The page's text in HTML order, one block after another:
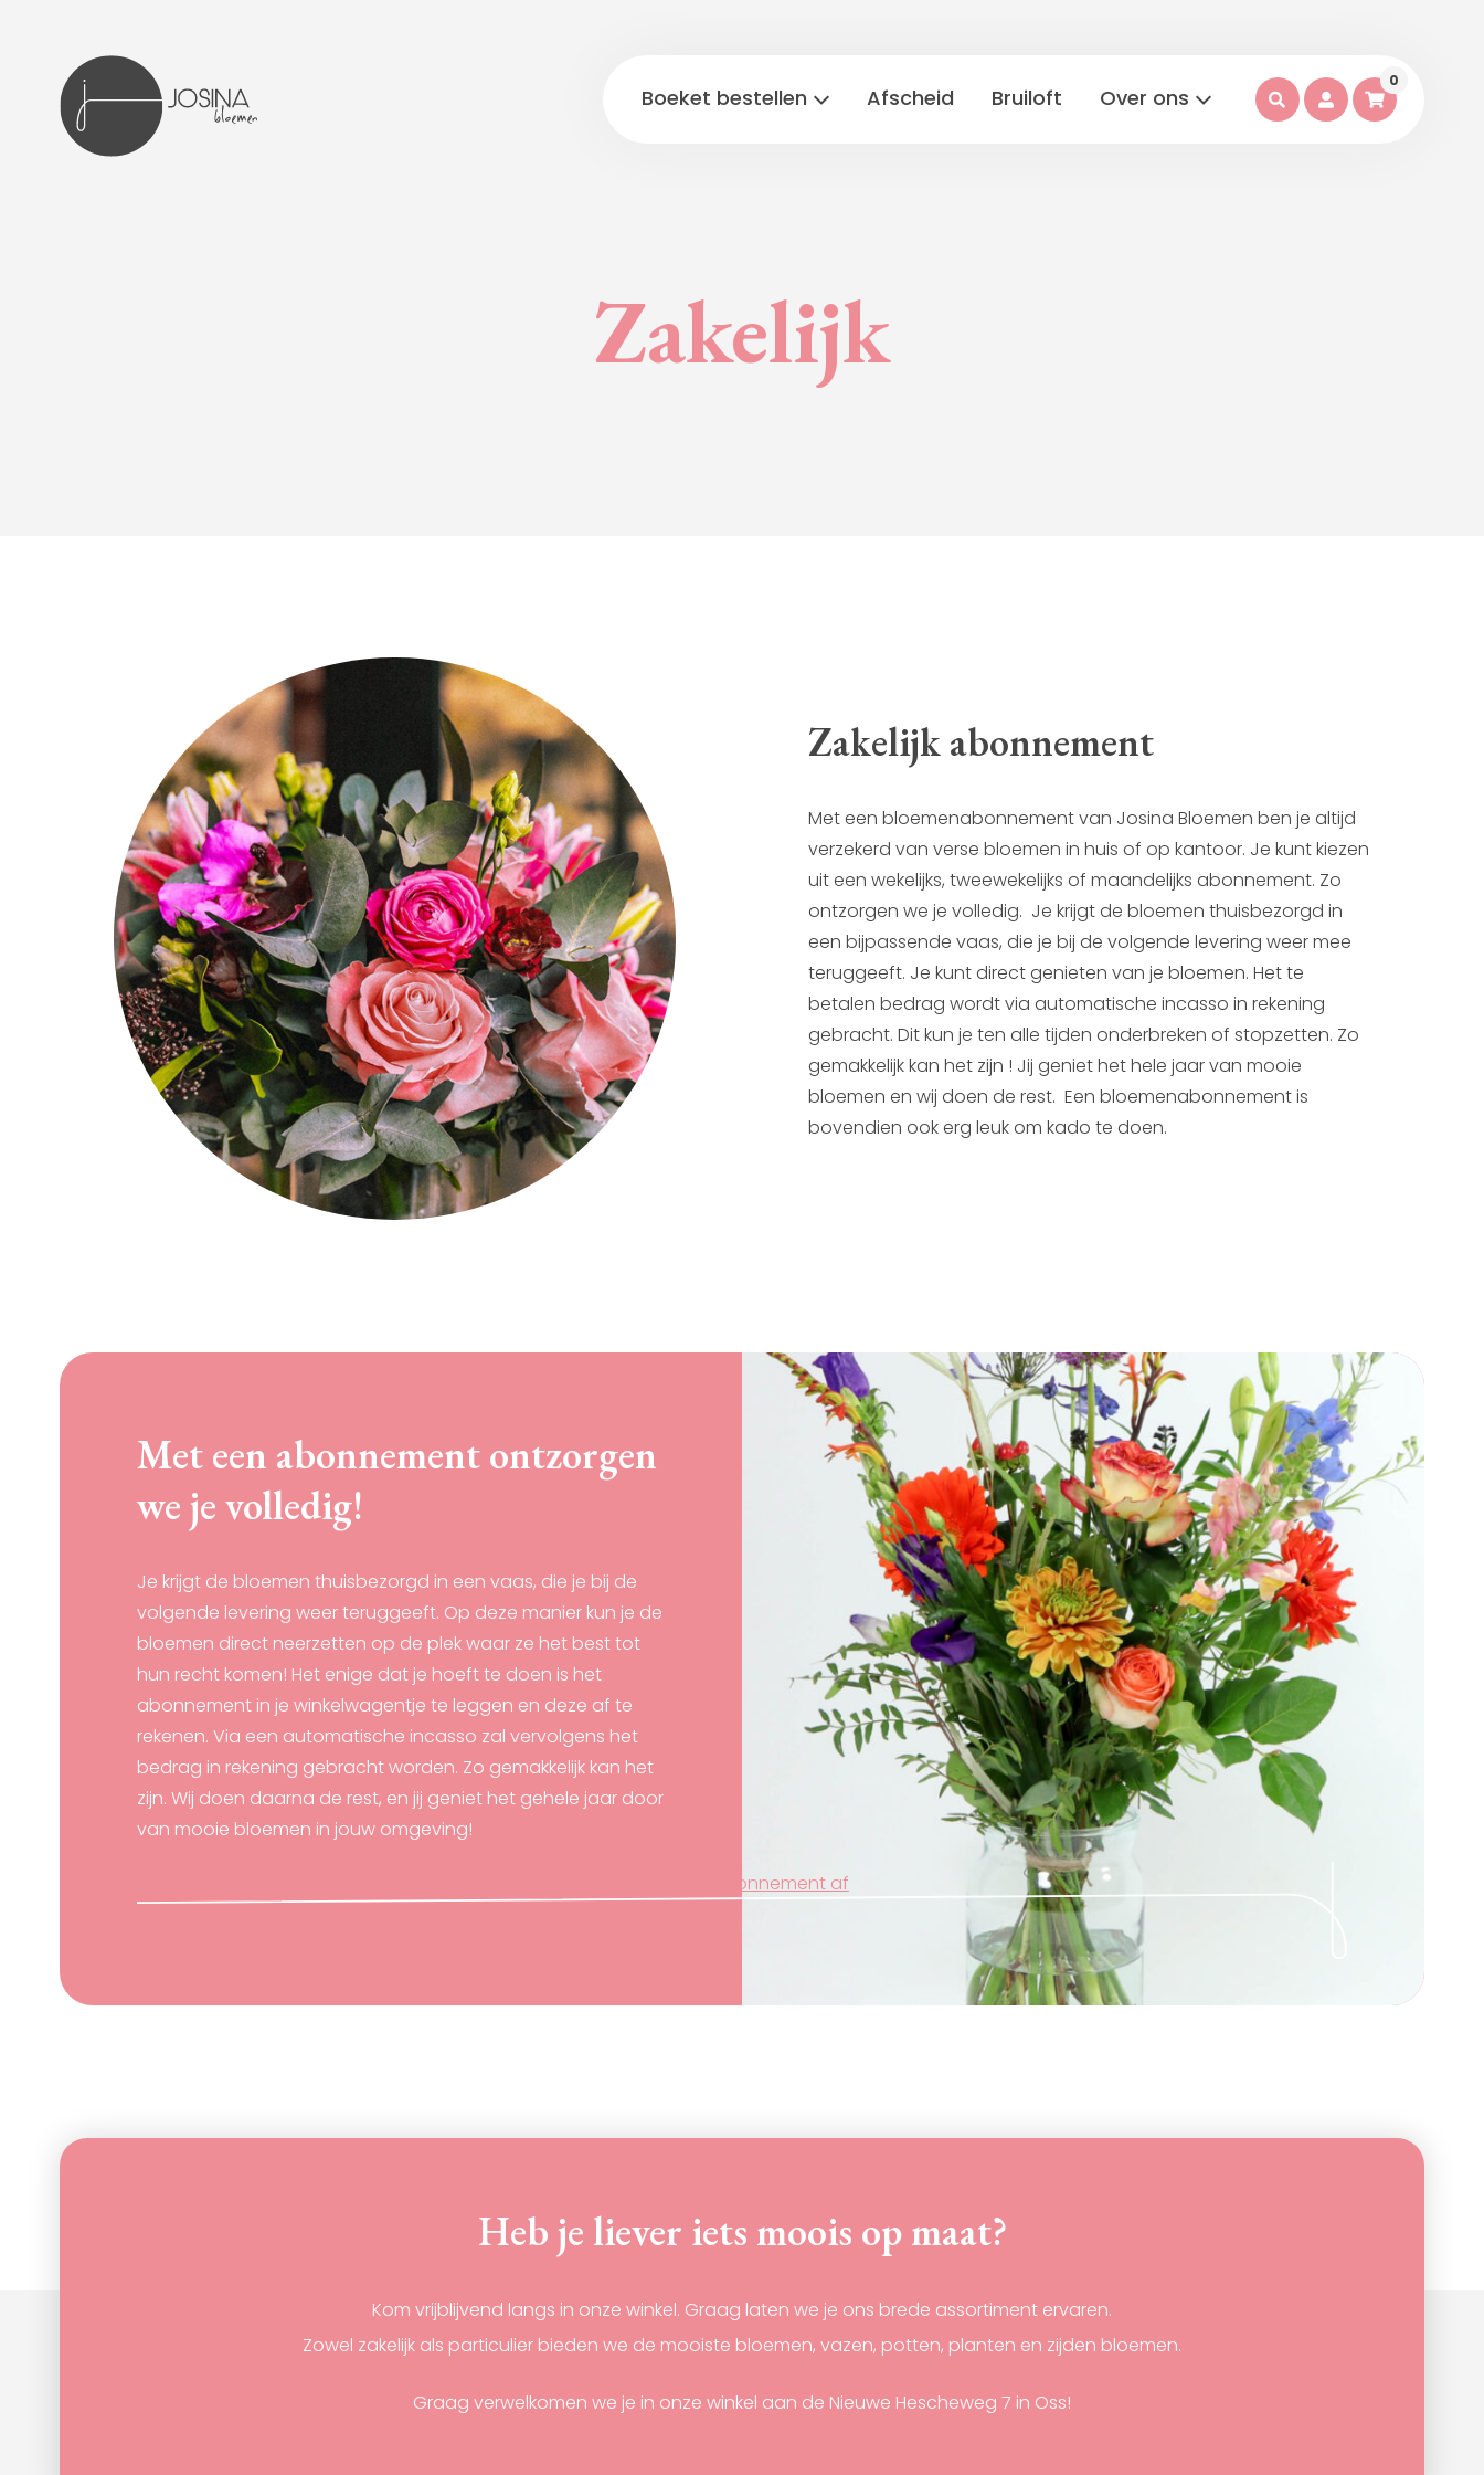
Boeket bestellen Afscheid Bruiloft Over ons
0
Zakelijk
Zakelijk abonnement
Met een bloemenabonnement van Josina Bloemen ben je altijd
verzekerd van verse bloemen in huis of op kantoor. Je kunt kiezen
uit een wekelijks, tweewekelijks of maandelijks abonnement. Zo
ontzorgen we je volledig. Je krijgt de bloemen thuisbezorgd in
een bijpassende vaas, die je bij de volgende levering weer mee
teruggeeft. Je kunt direct genieten van je bloemen. Het te
betalen bedrag wordt via automatische incasso in rekening
gebracht. Dit kun je ten alle tijden onderbreken of stopzetten. Zo
gemakkelijk kan het zijn ! Jij geniet het hele jaar van mooie
bloemen en wij doen de rest. Een bloemenabonnement is
bovendien ook erg leuk om kado te doen.
Met een abonnement ontzorgen
we je volledig!
Je krijgt de bloemen thuisbezorgd in een vaas, die je bij de
volgende levering weer teruggeeft. Op deze manier kun je de
bloemen direct neerzetten op de plek waar ze het best tot
hun recht komen! Het enige dat je hoeft te doen is het
abonnement in je winkelwagentje te leggen en deze af te
rekenen. Via een automatische incasso zal vervolgens het
bedrag in rekening gebracht worden. Zo gemakkelijk kan het
zijn. Wij doen daarna de rest, en jij geniet het gehele jaar door
van mooie bloemen in jouw omgeving!
Sluit een abonnement af
Heb je liever iets moois op maat?
Kom vrijblijvend langs in onze winkel. Graag laten we je ons brede assortiment ervaren.
Zowel zakelijk als particulier bieden we de mooiste bloemen, vazen, potten, planten en zijden bloemen.
Graag verwelkomen we je in onze winkel aan de Nieuwe Hescheweg 7 in Oss!